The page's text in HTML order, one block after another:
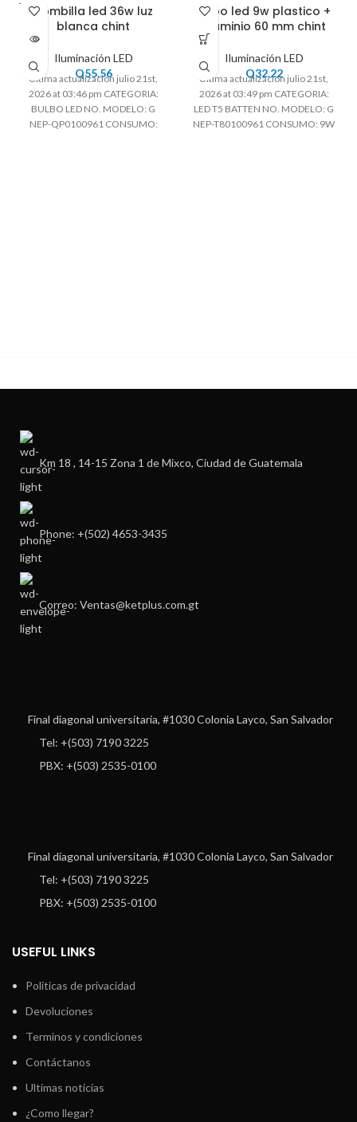
VENDI
DOBombilla led 36w luz
blanca chint
Iluminación LED
Q55.56
Ultima actualización julio 21st,
2026 at 03:46 pm CATEGORIA:
BULBO LED NO. MODELO: G
NEP-QP0100961 CONSUMO:
Tubo led 9w plastico +
aluminio 60 mm chint
Iluminación LED
Q32.22
Ultima actualización julio 21st,
2026 at 03:49 pm CATEGORIA:
LED T5 BATTEN NO. MODELO: G
NEP-T80100961 CONSUMO: 9W
Km 18 , 14-15 Zona 1 de Mixco, Ciudad de Guatemala
Phone: +(502) 4653-3435
Correo: Ventas@ketplus.com.gt
Final diagonal universitaria, #1030 Colonia Layco, San Salvador
Tel: +(503) 7190 3225
PBX: +(503) 2535-0100
Final diagonal universitaria, #1030 Colonia Layco, San Salvador
Tel: +(503) 7190 3225
PBX: +(503) 2535-0100
USEFUL LINKS
Politicas de privacidad
Devoluciones
Terminos y condiciones
Contáctanos
Ultimas noticias
¿Como llegar?